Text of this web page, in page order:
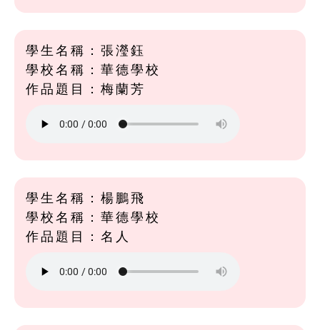
學生名稱：張瀅鈺
學校名稱：華德學校
作品題目：梅蘭芳
學生名稱：楊鵬飛
學校名稱：華德學校
作品題目：名人